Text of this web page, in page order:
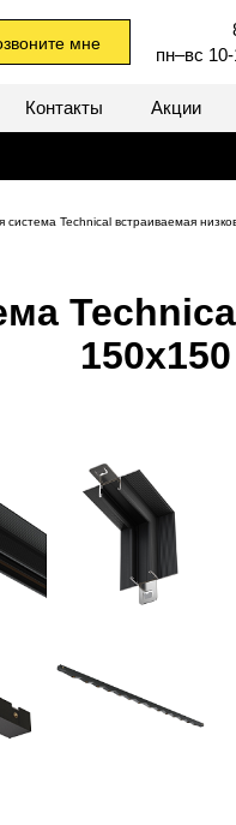
мне
пн–вс
Контакты Акции
система Technical встраиваемая